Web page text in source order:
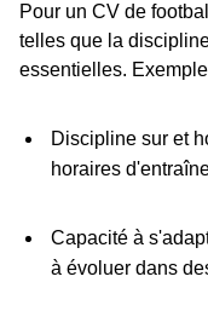
Pour un CV de
telles que la
essentielles.
Discipline sur et
horaires
Capacité à
à évoluer dans